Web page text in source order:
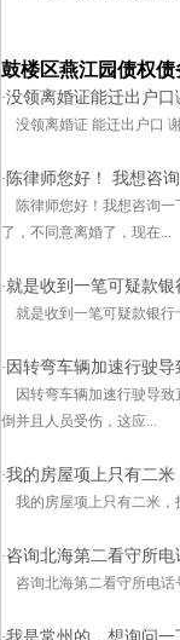
鼓楼区燕江园债权
·没领离婚证能迁出户口
没领离婚证 能迁出户口
· 陈律师您好！ 我想咨
陈律师您好！我想咨询
了，不同意离婚了，现在...
·就是收到一笔可疑款
就是收到一笔可疑款银行
· 因转弯车辆加速行驶
因转弯车辆加速行驶导
倒并且人员受伤，这应...
·我的房屋项上只有二
我的房屋项上只有二米
·咨询北海第二看守所电
咨询北海第二看守所电话